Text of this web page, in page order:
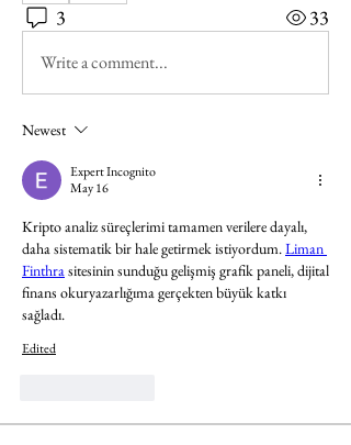
3 33
Write a comment...
Newest
Expert Incognito
May 16
Kripto analiz süreçlerimi tamamen verilere dayalı,
daha sistematik bir hale getirmek istiyordum. Liman
Finthra sitesinin sunduğu gelişmiş grafik paneli, dijital
finans okuryazarlığıma gerçekten büyük katkı
sağladı.
Edited